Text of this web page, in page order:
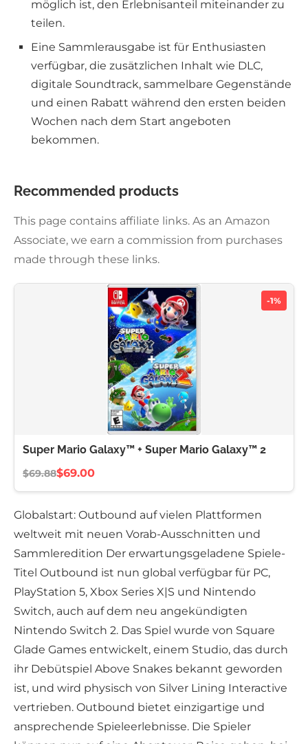
möglich ist, den Erlebnisanteil miteinander zu
teilen.
Eine Sammlerausgabe ist für Enthusiasten
verfügbar, die zusätzlichen Inhalt wie DLC,
digitale Soundtrack, sammelbare Gegenstände
und einen Rabatt während den ersten beiden
Wochen nach dem Start angeboten
bekommen.
Recommended products
This page contains affiliate links. As an Amazon
Associate, we earn a commission from purchases
made through these links.
-1%
Super Mario Galaxy™ + Super Mario Galaxy™ 2
$69.88$69.00
Globalstart: Outbound auf vielen Plattformen
weltweit mit neuen Vorab-Ausschnitten und
Sammleredition Der erwartungsgeladene Spiele-
Titel Outbound ist nun global verfügbar für PC,
PlayStation 5, Xbox Series X|S und Nintendo
Switch, auch auf dem neu angekündigten
Nintendo Switch 2. Das Spiel wurde von Square
Glade Games entwickelt, einem Studio, das durch
ihr Debütspiel Above Snakes bekannt geworden
ist, und wird physisch von Silver Lining Interactive
vertrieben. Outbound bietet einzigartige und
ansprechende Spieleerlebnisse. Die Spieler